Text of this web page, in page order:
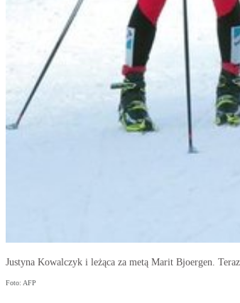
Justyna Kowalczyk i leżąca za metą Marit Bjoergen.
Foto: AFP